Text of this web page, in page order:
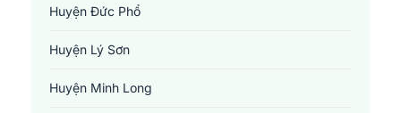
Huyện Đức Phổ
Huyện Lý Sơn
Huyện Minh Long